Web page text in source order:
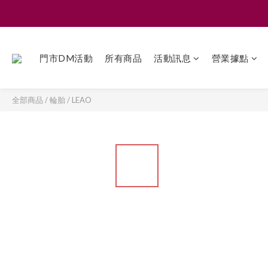
門市DM活動 所有商品 活動訊息 營業據點
全部商品 /輪胎/ LEAO